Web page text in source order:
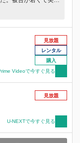
が無罪の決を出し、
人に問いただし始め
混迷を呈していく。
り着けるのだろう
イズの傑作舞台の映
三谷幸喜が執筆して
見放題
レンタル
購入
Videoで今すぐ見る
見放題
U-NEXTで今すぐ見る